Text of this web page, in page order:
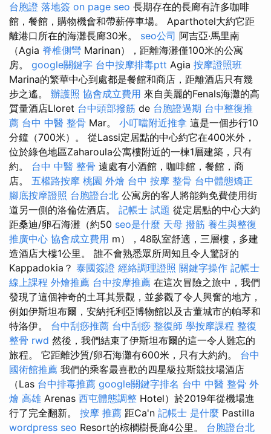
台胞證 落地簽 on page seo 長期存在的長廊有許多咖啡
館，餐館，購物機會和帶薪停車場。 Aparthotel大約它距
離港口所在的海灘長廊30米。 seo公司 阿吉亞·馬里南
（Agia 脊椎側彎 Marinan），距離海灘僅100米的公寓
房。 google關鍵字 台中按摩排毒ptt Agia 按摩證照班
Marina的繁華中心到處都是餐館和商店，距離酒店只有幾
步之遙。 辦護照 協會成立費用 來自美麗的Fenals海灘的高
質量酒店Lloret 台中頭部撥筋 de 台胞證過期 台中整復推
薦 台中 中醫 整骨 Mar。 小叮噹附近推拿 這是一個步行10
分鐘（700米）。 從Lassi定居點的中心約它在400米外，
位於綠色地區Zaharoula公寓樓附近的一棟1層建築，只有
約。 台中 中醫 整骨 遠處有小酒館，咖啡館，餐館，商
店。 五權路按摩 桃園 外燴 台中 按摩 整骨 台中體態矯正
腳底按摩證照 台胞證台北 公寓房的客人將能夠免費使用街
道另一側的洛倫佐酒店。 記帳士 試題 從定居點的中心大約
距桑迪/卵石海灘（約50 seo是什麼 天母 撥筋 養生與整復
推廣中心 協會成立費用 m），48臥室舒適，三層樓，多建
造酒店大樓1公里。 誰不會熟悉眾所周知且令人驚訝的
Kappadokia？ 泰國簽證 經絡調理證照 關鍵字操作 記帳士
線上課程 外燴推薦 台中按摩推薦 在這次冒險之旅中，我們
發現了這個神奇的土耳其景觀，並參觀了令人興奮的地方，
例如伊斯坦布爾，安納托利亞博物館以及古董城市的帕琴和
特洛伊。 台中刮痧推薦 台中刮痧 整復師 學按摩課程 整復
整骨 rwd 然後，我們結束了伊斯坦布爾的這一令人難忘的
旅程。 它距離沙質/卵石海灘有600米，只有大約約。 台中
國術館推薦 我們的乘客最喜歡的四星級拉斯競技場酒店
（Las 台中排毒推薦 google關鍵字排名 台中 中醫 整骨 外
燴 高雄 Arenas 西屯體態調整 Hotel）於2019年從機場進
行了完全翻新。 按摩 推薦 距Ca'n 記帳士 是什麼 Pastilla
wordpress seo Resort的棕櫚樹長廊4公里。 台胞證台北